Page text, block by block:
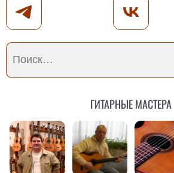
Гитарные мастера